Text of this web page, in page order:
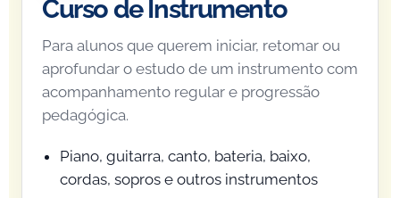
Curso de Instrumento
Para alunos que querem iniciar, retomar ou
aprofundar o estudo de um instrumento com
acompanhamento regular e progressão
pedagógica.
Piano, guitarra, canto, bateria, baixo,
cordas, sopros e outros instrumentos